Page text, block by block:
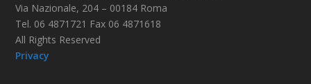
Via Nazionale, 204 – 00184 Roma
Tel. 06 4871721 Fax 06 4871618
All Rights Reserved
Privacy